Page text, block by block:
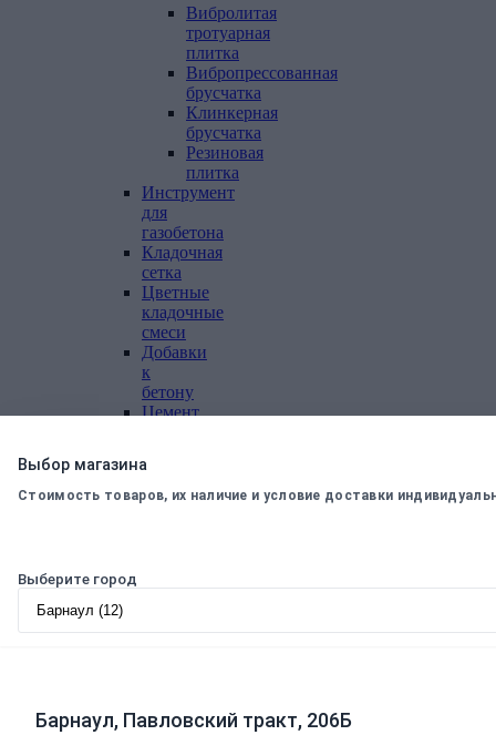
Вибролитая
тротуарная
плитка
Вибропрессованная
брусчатка
Клинкерная
брусчатка
Резиновая
плитка
Инструмент
для
газобетона
Кладочная
сетка
Цветные
кладочные
смеси
Добавки
к
бетону
Цемент
Дренажные
мембраны
вязальная
Выбор магазина
Стоимость товаров, их наличие и условие доставки
Выберите город
Барнаул, Павловский тракт, 206Б